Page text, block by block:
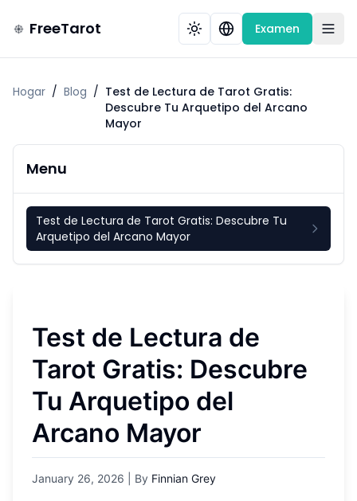
FreeTarot Examen
Hogar / Blog / Test de Lectura de Tarot Gratis:
Descubre Tu Arquetipo del Arcano
Mayor
Menu
Test de Lectura de Tarot Gratis: Descubre Tu
Arquetipo del Arcano Mayor
Test de Lectura de
Tarot Gratis: Descubre
Tu Arquetipo del
Arcano Mayor
January 26, 2026 | By Finnian Grey